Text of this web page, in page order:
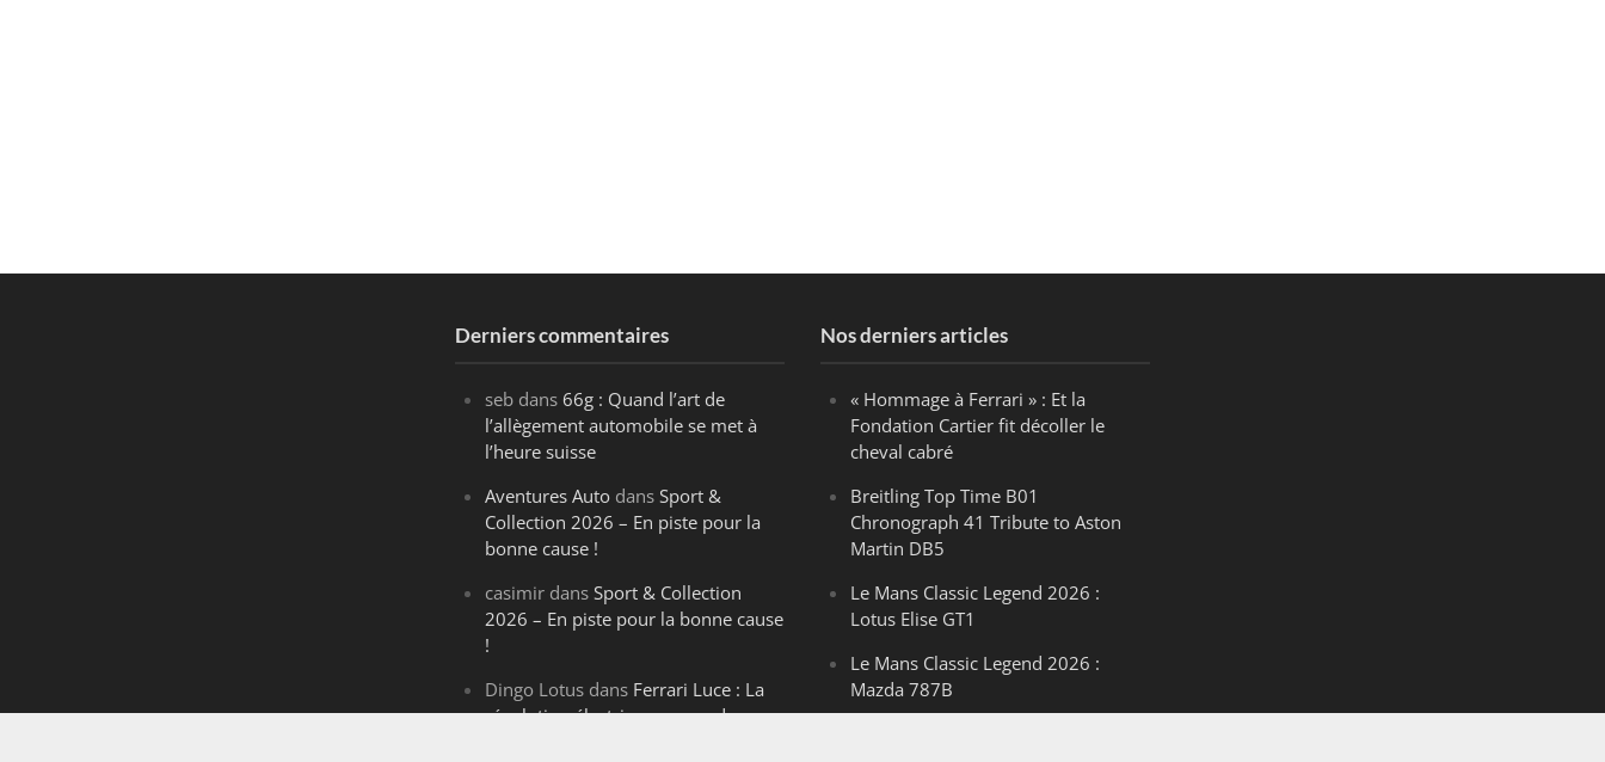
Derniers commentaires
seb dans66g : Quand l’art de
l’allègement automobile se met à
l’heure suisse
Aventures Auto dansSport &
Collection 2026 – En piste pour la
bonne cause !
casimir dansSport & Collection
2026 – En piste pour la bonne cause
!
Dingo Lotus dans Ferrari Luce : La
révolution électrique venue de
Nos derniers articles
« Hommage à Ferrari » : Et la
Fondation Cartier fit décoller le
cheval cabré
Breitling Top Time B01
Chronograph 41 Tribute to Aston
Martin DB5
Le Mans Classic Legend 2026 :
Lotus Elise GT1
Le Mans Classic Legend 2026 :
Mazda 787B